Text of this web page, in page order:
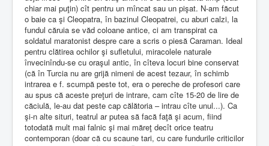
chiar mai puţin) cît pentru un mîncat sau un pişat. N-am făcut
o baie ca şi Cleopatra, în bazinul Cleopatrei, cu aburi calzi, la
fundul căruia se văd coloane antice, ci am transpirat ca
soldatul maratonist despre care a scris o piesă Caraman. Ideal
pentru clătirea ochilor şi sufletului, miracolele naturale
învecinîndu-se cu oraşul antic, în cîteva locuri bine conservat
(că în Turcia nu are grijă nimeni de acest tezaur, în schimb
intrarea e f. scumpă peste tot, era o pereche de profesori care
au spus că aceste preţuri de intrare, cam cîte 15-20 de lire de
căciulă, le-au dat peste cap călătoria – intrau cîte unul...). Ca
şi-n alte situri, teatrul ar putea să facă faţă şi acum, fiind
totodată mult mai falnic şi mai măreţ decît orice teatru
contemporan (doar că cu scaune tari, cu care fundurile criticilor